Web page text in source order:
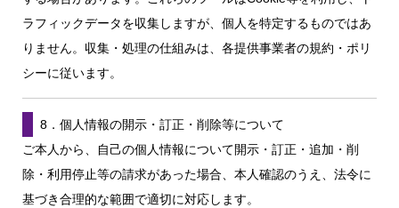
ラフィックデータを収集しますが、個人を特定するものではあ
りません。収集・処理の仕組みは、各提供事業者の規約・ポリ
シーに従います。
8．個人情報の開示・訂正・削除等について
ご本人から、自己の個人情報について開示・訂正・追加・削
除・利用停止等の請求があった場合、本人確認のうえ、法令に
基づき合理的な範囲で適切に対応します。